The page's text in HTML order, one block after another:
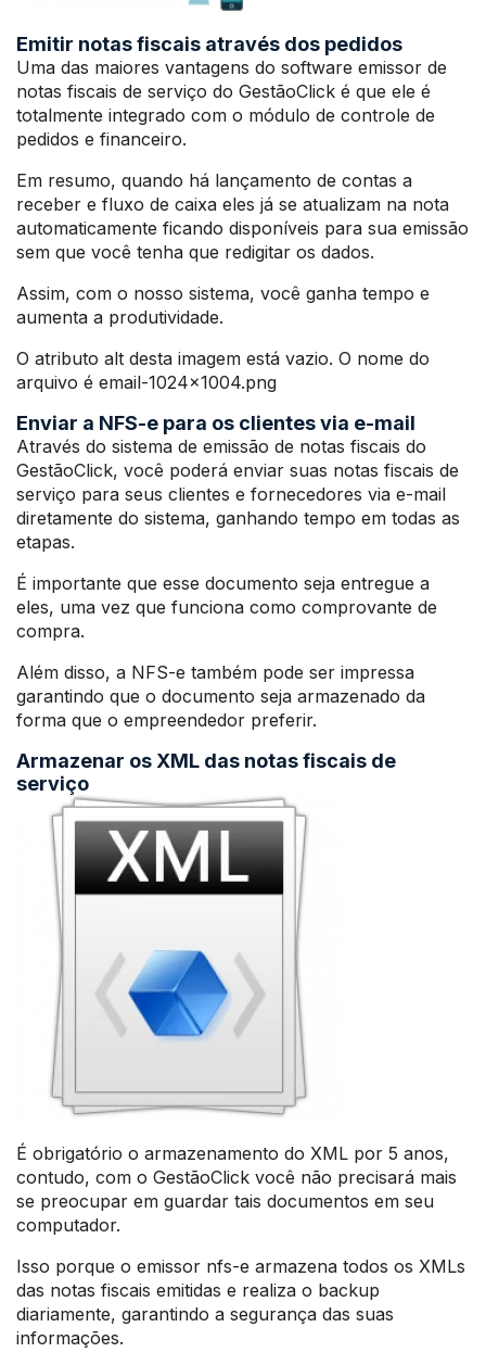
Emitir notas fiscais através dos pedidos
Uma das maiores vantagens do software emissor de
notas fiscais de serviço do GestãoClick é que ele é
totalmente integrado com o módulo de controle de
pedidos e financeiro.
Em resumo, quando há lançamento de contas a
receber e fluxo de caixa eles já se atualizam na nota
automaticamente ficando disponíveis para sua emissão
sem que você tenha que redigitar os dados.
Assim, com o nosso sistema, você ganha tempo e
aumenta a produtividade.
O atributo alt desta imagem está vazio. O nome do
arquivo é email-1024×1004.png
Enviar a NFS-e para os clientes via e-mail
Através do sistema de emissão de notas fiscais do
GestãoClick, você poderá enviar suas notas fiscais de
serviço para seus clientes e fornecedores via e-mail
diretamente do sistema, ganhando tempo em todas as
etapas.
É importante que esse documento seja entregue a
eles, uma vez que funciona como comprovante de
compra.
Além disso, a NFS-e também pode ser impressa
garantindo que o documento seja armazenado da
forma que o empreendedor preferir.
Armazenar os XML das notas fiscais de
serviço
É obrigatório o armazenamento do XML por 5 anos,
contudo, com o GestãoClick você não precisará mais
se preocupar em guardar tais documentos em seu
computador.
Isso porque o emissor nfs-e armazena todos os XMLs
das notas fiscais emitidas e realiza o backup
diariamente, garantindo a segurança das suas
informações.